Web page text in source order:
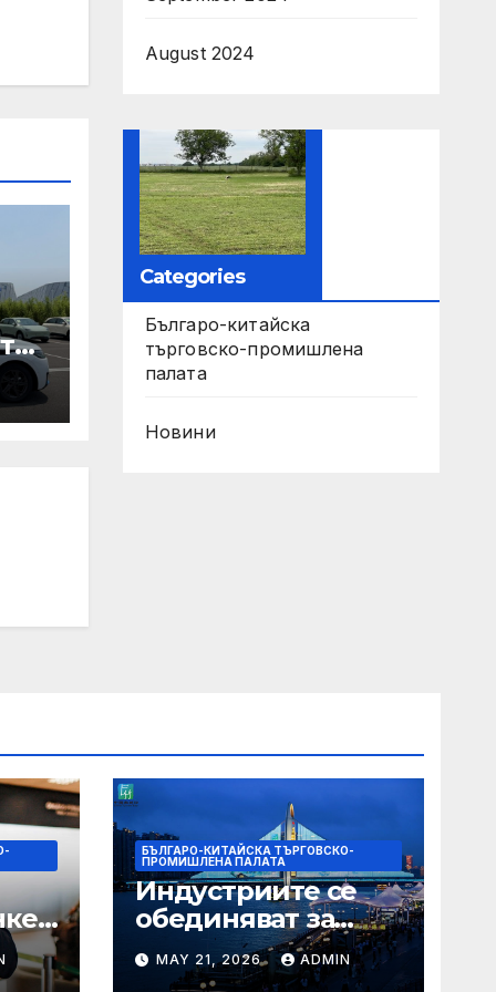
August 2024
Categories
Българо-китайска
търговско-промишлена
палата
Новини
БЪЛГАРО-КИТАЙСКА ТЪРГОВСКО-
ПРОМИШЛЕНА ПАЛАТА
Индустриите се
обединяват за
висококачествен
растеж на
MAY 21, 2026 ADMIN